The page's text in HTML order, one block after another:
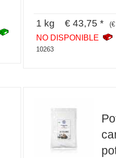
1 kg € 43,75 *
NO DISPONIBLE
10263